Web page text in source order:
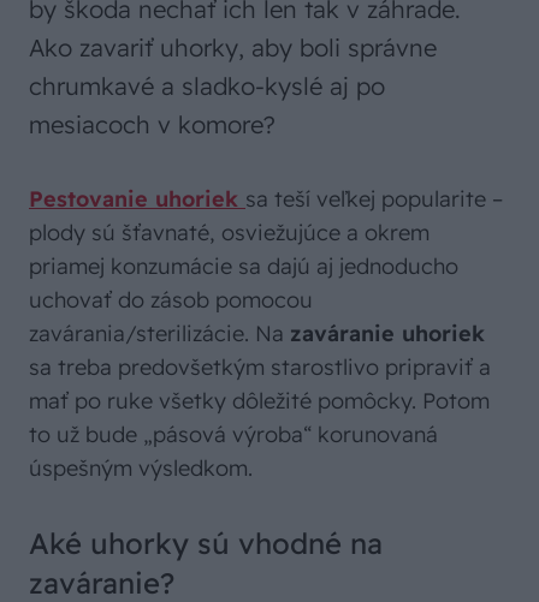
by škoda nechať ich len tak v záhrade.
Ako zavariť uhorky, aby boli správne
chrumkavé a sladko-kyslé aj po
mesiacoch v komore?
Pestovanie uhoriek sa teší veľkej popularite –
plody sú šťavnaté, osviežujúce a okrem
priamej konzumácie sa dajú aj jednoducho
uchovať do zásob pomocou
zavárania/sterilizácie. Na zaváranie uhoriek
sa treba predovšetkým starostlivo pripraviť a
mať po ruke všetky dôležité pomôcky. Potom
to už bude „pásová výroba“ korunovaná
úspešným výsledkom.
Aké uhorky sú vhodné na
zaváranie?